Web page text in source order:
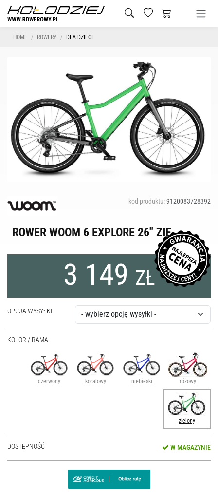
HOME ROWERY DLA DZIECI
kod produktu:9120083728392
ROWER WOOM 6 EXPLORE 26" ZIE
3 149 ZŁ
OPCJA WYSYŁKI:
KOLOR / RAMA
czerwony koralowy niebieski różowy
zielony
DOSTĘPNOŚĆ W MAGAZYNIE